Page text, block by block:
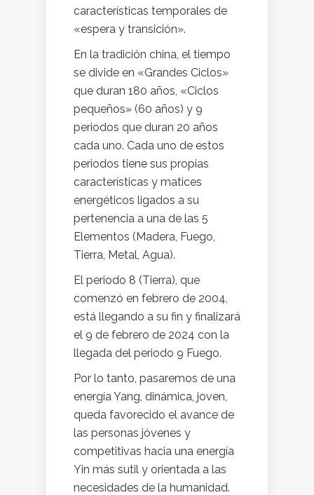
características temporales de
«espera y transición».
En la tradición china, el tiempo
se divide en «Grandes Ciclos»
que duran 180 años, «Ciclos
pequeños» (60 años) y 9
periodos que duran 20 años
cada uno. Cada uno de estos
periodos tiene sus propias
características y matices
energéticos ligados a su
pertenencia a una de las 5
Elementos (Madera, Fuego,
Tierra, Metal, Agua).
El periodo 8 (Tierra), que
comenzó en febrero de 2004,
está llegando a su fin y finalizará
el 9 de febrero de 2024 con la
llegada del periodo 9 Fuego.
Por lo tanto, pasaremos de una
energía Yang, dinámica, joven,
queda favorecido el avance de
las personas jóvenes y
competitivas hacia una energía
Yin más sutil y orientada a las
necesidades de la humanidad.